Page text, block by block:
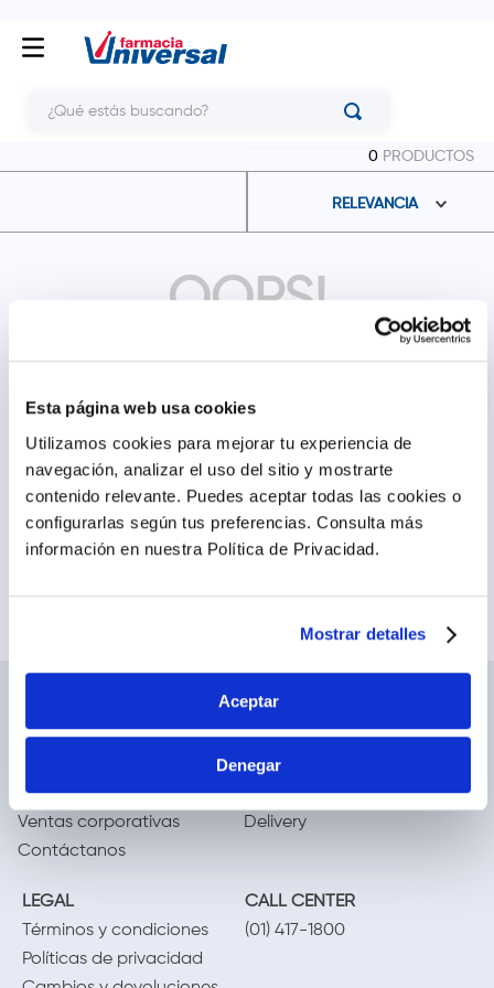
Esta página web usa cookies
Utilizamos cookies para mejorar tu experiencia de
navegación, analizar el uso del sitio y mostrarte
contenido relevante. Puedes aceptar todas las cookies o
configurarlas según tus preferencias. Consulta más
información en nuestra Política de Privacidad.
Mostrar detalles
Aceptar
Denegar
0 PRODUCTOS
RELEVANCIA
OOPS!
Comprueba los términos ingresados
Intenta utilizar una sola palabra
Utiliza términos genéricos en la
búsqueda
Intenta buscar sinónimos del
término deseado
Conócenos
Trabaja con nosotros
Ventas corporativas
Contáctanos
TE AYUDAMOS
Cómo comprar
Preguntas frecuentes
Locales
Delivery
LEGAL
Términos y condiciones
Políticas de privacidad
CALL CENTER
(01) 417-1800